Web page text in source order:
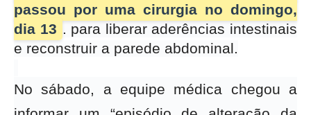
passou por uma cirurgia no domingo,
dia 13 . para liberar aderências intestinais
e reconstruir a parede abdominal.
No sábado, a equipe médica chegou a